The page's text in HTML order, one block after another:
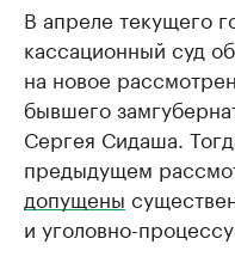
В апреле текущего
кассационный суд
на новое
бывшего
Сергея Сидаша.
предыдущем
допущены
и уголовно-